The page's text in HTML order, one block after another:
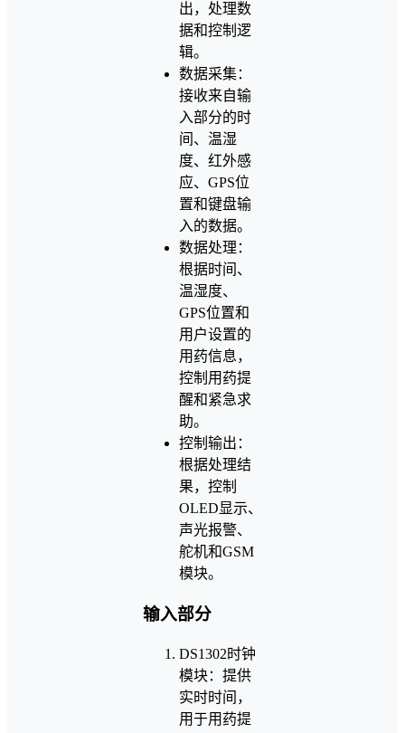
出，处理数
据和控制逻
辑。
数据采集：
接收来自输
入部分的时
间、温湿
度、红外感
应、GPS位
置和键盘输
入的数据。
数据处理：
根据时间、
温湿度、
GPS位置和
用户设置的
用药信息，
控制用药提
醒和紧急求
助。
控制输出：
根据处理结
果，控制
OLED显示、
声光报警、
舵机和GSM
模块。
输入部分
DS1302时钟
模块：提供
实时时间，
用于用药提